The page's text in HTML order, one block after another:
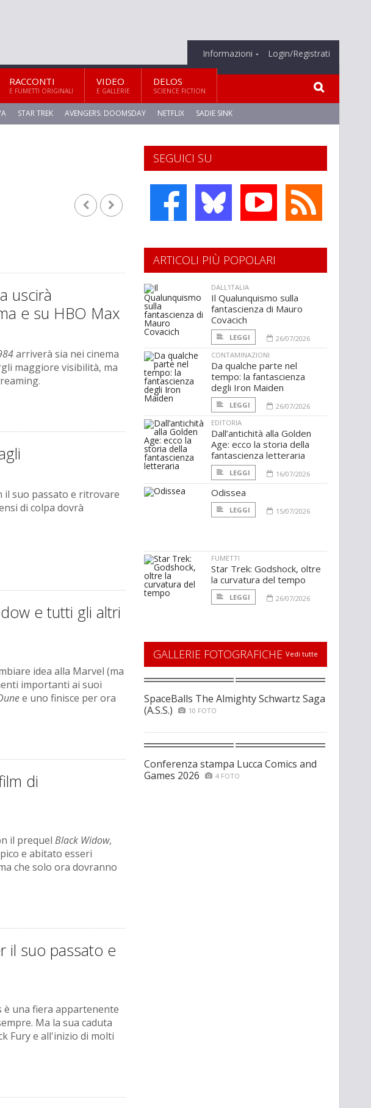
Informazioni Login/Registrati
RACCONTI
E FUMETTI ORIGINALI
VIDEO
E GALLERIE
DELOS
SCIENCE FICTION
STAR TREK AVENGERS: DOOMSDAY NETFLIX SADIE SINK
uscirà
e su HBO Max
arriverà sia nei cinema
maggiore visibilità, ma
il suo passato e ritrovare
di colpa dovrà
e tutti gli altri
idea alla Marvel (ma
importanti ai suoi
e uno finisce per ora
di
il prequel Black Widow,
e abitato esseri
che solo ora dovranno
il suo passato e
è una fiera appartenente
Ma la sua caduta
Fury e all'inizio di molti
SEGUICI SU
ARTICOLI PIÙ POPOLARI
DALL'ITALIA
Il Qualunquismo sulla
fantascienza di Mauro
Covacich
LEGGI
26/07/2026
CONTAMINAZIONI
Da qualche parte nel
tempo: la fantascienza
degli Iron Maiden
LEGGI
26/07/2026
EDITORIA
Dall’antichità alla Golden
Age: ecco la storia della
fantascienza letteraria
LEGGI 16/07/2026
Odissea
LEGGI 15/07/2026
FUMETTI
Star Trek: Godshock, oltre
la curvatura del tempo
LEGGI 26/07/2026
GALLERIE FOTOGRAFICHE Vedi tutte
SpaceBalls The Almighty Schwartz Saga
(A.S.S.)
10 FOTO
Conferenza stampa Lucca Comics and
Games 2026
4 FOTO